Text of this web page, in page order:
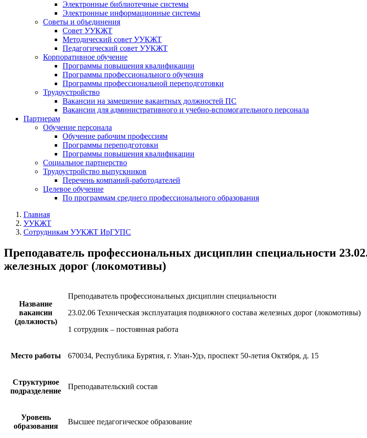
Электронные библиотечные системы
Электронные информационные системы
Советы и объединения
Совет УУКЖТ
Методический совет УУКЖТ
Педагогический совет УУКЖТ
Корпоративное обучение
Программы повышения квалификации
Программы профессионального обучения
Программы профессиональной переподготовки
Трудоустройство
Вакансии на замещение вакантных должностей ПС
Вакансии для административного и учебно-вспомогательного персонала
Партнерам
Обучение персонала
Обучение рабочим профессиям
Программы переподготовки
Программы повышения квалификации
Социальное партнерство
Трудоустройство выпускников
Перечень компаний-работодателей
Целевое обучение
По программам среднего профессионального образования
Главная
УУКЖТ
Сотрудникам УУКЖТ ИрГУПС
Преподаватель профессиональных дисциплин специальности
железных дорог (локомотивы)
Название
вакансии
(должность)
Преподаватель профессиональных дисциплин специальности
23.02.06 Техническая эксплуатация подвижного состава железных дорог (локомотивы)
1 сотрудник – постоянная работа
Место работы 670034, Республика Бурятия, г. Улан-Удэ, проспект 50-летия Октября, д. 15
Структурное
подразделение
Преподавательский состав
Уровень
образования
Высшее педагогическое образование